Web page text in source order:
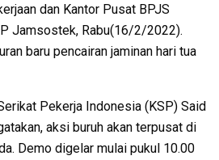
dan Kantor Pusat BPJS
Jamsostek, Rabu(16/2/2022).
baru pencairan jaminan hari tua
Pekerja Indonesia (KSP) Said
aksi buruh akan terpusat di
Demo digelar mulai pukul 10.00